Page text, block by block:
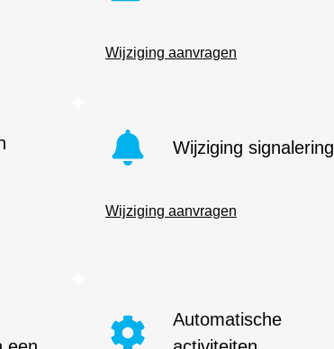
Wijziging aanvragen
Wijziging signalering
Wijziging aanvragen
Automatische